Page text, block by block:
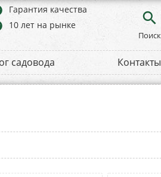
Гарантия качества
10 лет на рынке search
Поиск
садовода Контакты